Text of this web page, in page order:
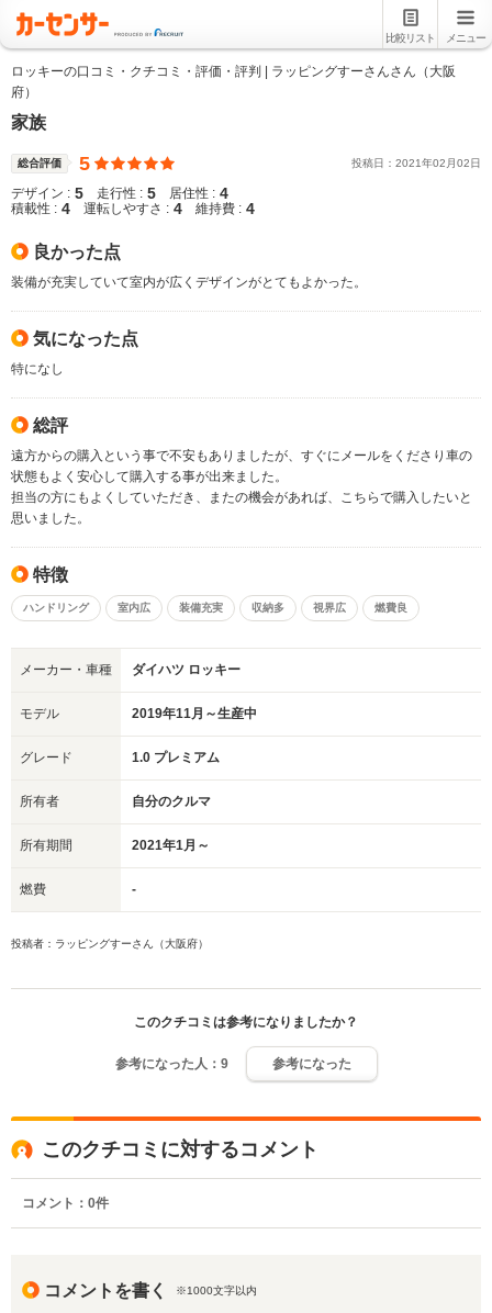
比較リスト メニュー
ロッキーの口コミ・クチコミ・評価・評判 | ラッピングすーさんさん（大阪
府）
家族
総合評価 5 投稿日： 2021年02 月02日
デザイン : 5 走行性 : 5 居住性 : 4
積載性 : 4 運転しやすさ : 4 維持費 : 4
良かった点
装備が充実していて室内が広くデザインがとてもよかった。
気になった点
特になし
総評
遠方からの購入という事で不安もありましたが、すぐにメールをくださり車の
状態もよく安心して購入する事が出来ました。
担当の方にもよくしていただき、またの機会があれば、こちらで購入したいと
思いました。
特徴
ハンドリング 室内広 装備充実 収納多 視界広 燃費良
メーカー・車種 ダイハツ ロッキー
モデル 2019年11月～生産中
グレード 1.0 プレミアム
所有者 自分のクルマ
所有期間 2021年1月～
燃費 -
投稿者：ラッピングすーさん（大阪府）
このクチコミは参考になりましたか？
参考になった人： 9 参考になった
このクチコミに対するコメント
コメント： 0件
コメントを書く ※1000文字以内